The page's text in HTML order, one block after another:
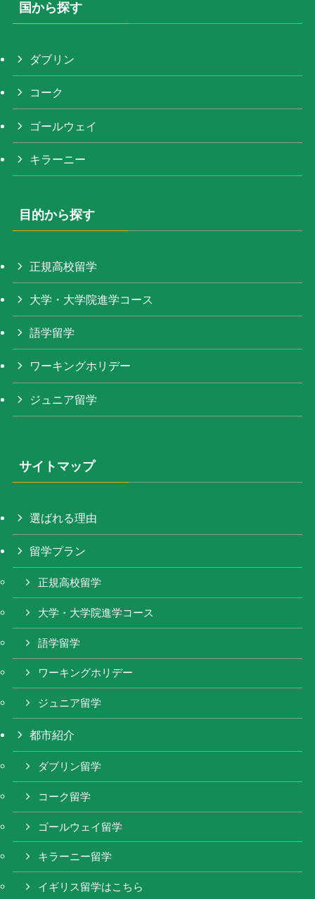
国から探す
ダブリン
コーク
ゴールウェイ
キラーニー
目的から探す
正規高校留学
大学・大学院進学コース
語学留学
ワーキングホリデー
ジュニア留学
サイトマップ
選ばれる理由
留学プラン
正規高校留学
大学・大学院進学コース
語学留学
ワーキングホリデー
ジュニア留学
都市紹介
ダブリン留学
コーク留学
ゴールウェイ留学
キラーニー留学
イギリス留学はこちら